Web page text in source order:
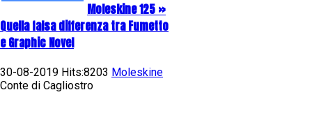
Moleskine 125 »
Quella falsa differenza tra Fumetto
e Graphic Novel
30-08-2019 Hits:8203 Moleskine
Conte di Cagliostro